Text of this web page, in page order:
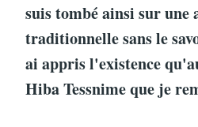
suis tombé ainsi sur une
traditionnelle sans le
ai appris l'existence
Hiba Tessnime que je